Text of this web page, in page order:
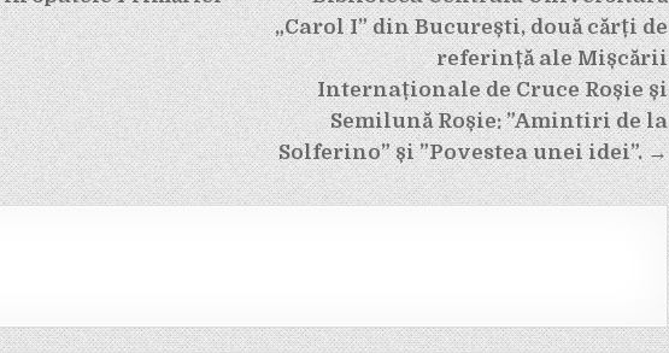
„Carol I” din București, două cărți de
referință ale Mișcării
Internaționale de Cruce Roșie și
Semilună Roșie: ”Amintiri de la
Solferino” și ”Povestea unei idei”. →